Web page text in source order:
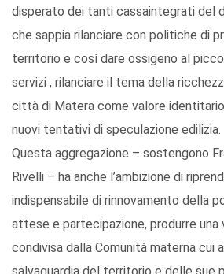
disperato dei tanti cassaintegrati
che sappia rilanciare con politiche di
territorio e così dare ossigeno al
servizi , rilanciare il tema della
città di Matera come valore
nuovi tentativi di speculazione edilizia.
Questa aggregazione – sostengono
Rivelli – ha anche l’ambizione di
indispensabile di rinnovamento della
attese e partecipazione, produrre
condivisa dalla Comunità materna cui